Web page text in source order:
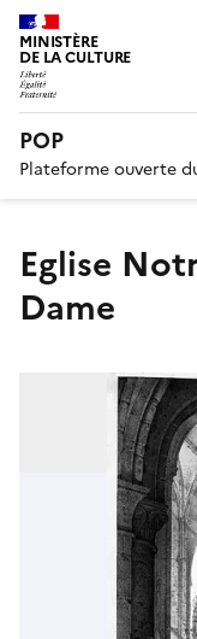
MINISTÈRE
DE LA CULTURE
POP
Plateforme ouverte
Eglise Notre-
Dame